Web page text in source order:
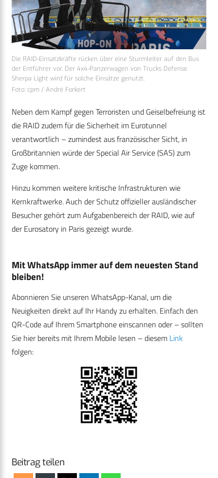
Die RAID-Einsatzkräfte rücken über eine Sturmleiter auf den Bus
der Entführer vor. Der 4x4-Panzerwagen von Trucks Defense
Sherpa Light wird für solche Einsätze genutzt.
Foto: cpm / André Forkert
Neben dem Kampf gegen Terroristen und Geiselbefreiung ist
die RAID zudem für die Sicherheit im Eurotunnel
verantwortlich – zumindest aus französischer Sicht, in
Großbritannien würde der Special Air Service (SAS) zum
Zuge kommen.
Hinzu kommen weitere kritische Infrastrukturen wie
Kernkraftwerke. Auch der Schutz offizieller ausländischer
Besucher gehört zum Aufgabenbereich der RAID, wie auf
der Eurosatory in Paris gezeigt wurde.
Mit WhatsApp immer auf dem neuesten Stand
bleiben!
Abonnieren Sie unseren WhatsApp-Kanal, um die
Neuigkeiten direkt auf Ihr Handy zu erhalten. Einfach den
QR-Code auf Ihrem Smartphone einscannen oder – sollten
Sie hier bereits mit Ihrem Mobile lesen – diesem Link
folgen:
Beitrag teilen